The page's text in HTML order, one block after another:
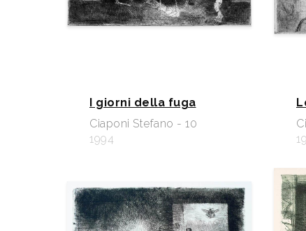
I giorni della fuga
Ciaponi Stefano - 10
1994